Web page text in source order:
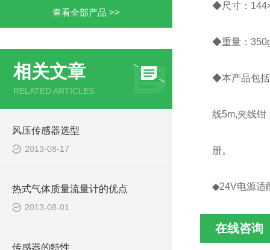
查看全部产品 >>
相关文章
RELATED ARTICLES
风压传感器选型
2013-08-17
热式气体质量流量计的优点
2013-08-01
传感器的特性
◆尺寸：
◆重量：
◆本产品包括
线5m,夹线钳
册。
◆24V电源适
在线咨询